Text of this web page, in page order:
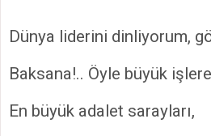
Dünya liderini dinliyorum,
Baksana!.. Öyle büyük
En büyük adalet sarayları,